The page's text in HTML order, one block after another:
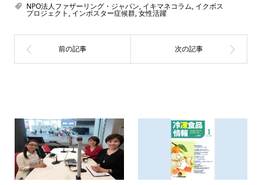
NPO法人ファザーリング・ジャパン, イキマネコラム, イクボス
プロジェクト ,インポスター症候群,女性活躍